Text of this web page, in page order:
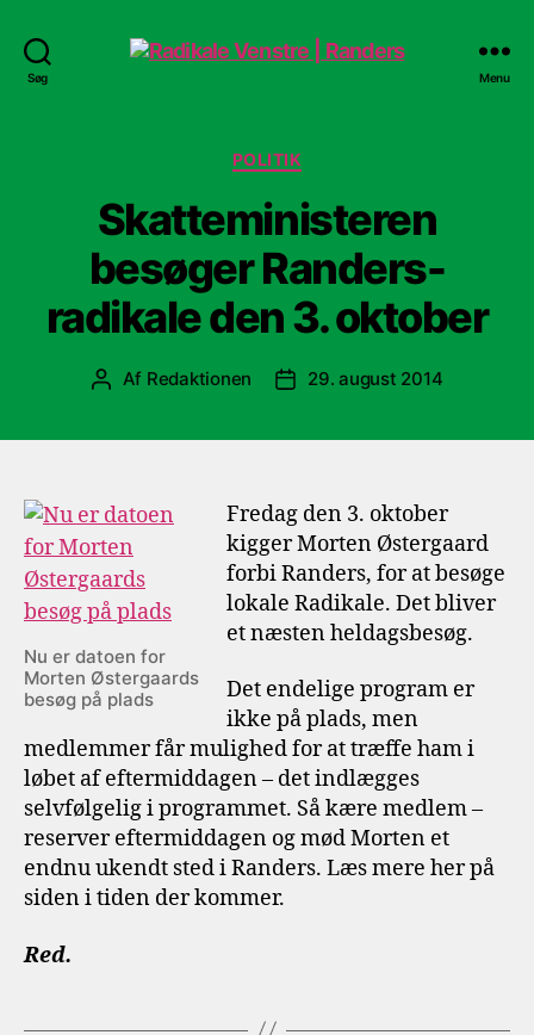
Søg
Randers
Menu
Kategorier
POLITIK
Skatteministeren
besøger Randers-
radikale den 3. oktober
Indlægsforfatter
Af Redaktionen Indlægsdato
29. august 2014
Nu er datoen for
Morten Østergaards
besøg på plads
Fredag den 3. oktober
kigger Morten Østergaard
forbi Randers, for at besøge
lokale Radikale. Det bliver
et næsten heldagsbesøg.
Det endelige program er
ikke på plads, men
medlemmer får mulighed for at træffe ham i
løbet af eftermiddagen – det indlægges
selvfølgelig i programmet. Så kære medlem –
reserver eftermiddagen og mød Morten et
endnu ukendt sted i Randers. Læs mere her på
siden i tiden der kommer.
Red.